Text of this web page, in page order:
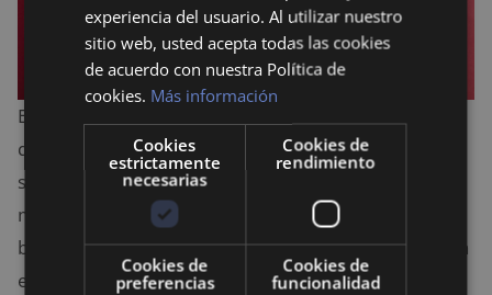
El fintech ha superado estas limitaciones al permitir
que las personas realicen transacciones y accedan a
servicios financieros a través de sus dispositivos
móviles,
incluso en áreas remotas
, rompiendo
barreras que años atrás parecían inquebrantables en
el mundo de las finanzas.
experiencia del usuario. Al utilizar nuestro
sitio web, usted acepta todas las cookies
de acuerdo con nuestra Política de
cookies. Más información
Cookies
estrictamente
necesarias
Cookies de
rendimiento
Cookies de
preferencias
Cookies de
funcionalidad